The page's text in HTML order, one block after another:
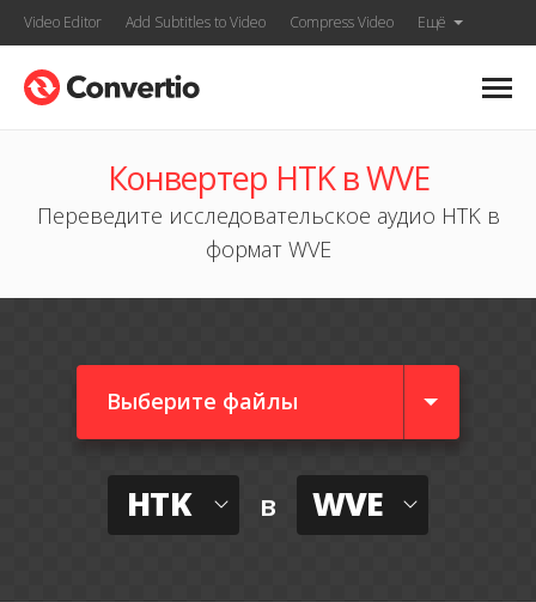
Video Editor Add Subtitles to Video Compress Video Ещё
Конвертер HTK в WVE
Переведите исследовательское аудио HTK в
формат WVE
Выберите файлы
HTK в WVE